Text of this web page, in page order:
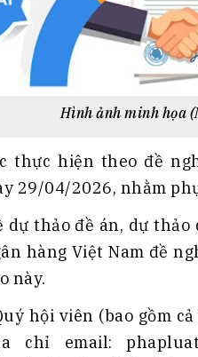
Hình ảnh minh họa
thực hiện theo đề
29/04/2026, nhằm
thảo đề án, dự
hàng Việt Nam đề
này.
hội viên (bao gồm
email: